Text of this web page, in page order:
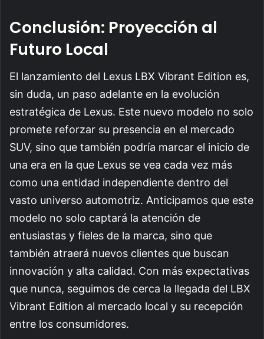
Conclusión: Proyección al
Futuro Local
El lanzamiento del Lexus LBX Vibrant Edition es,
sin duda, un paso adelante en la evolución
estratégica de Lexus. Este nuevo modelo no solo
promete reforzar su presencia en el mercado
SUV, sino que también podría marcar el inicio de
una era en la que Lexus se vea cada vez más
como una entidad independiente dentro del
vasto universo automotriz. Anticipamos que este
modelo no solo captará la atención de
entusiastas y fieles de la marca, sino que
también atraerá nuevos clientes que buscan
innovación y alta calidad. Con más expectativas
que nunca, seguimos de cerca la llegada del LBX
Vibrant Edition al mercado local y su recepción
entre los consumidores.